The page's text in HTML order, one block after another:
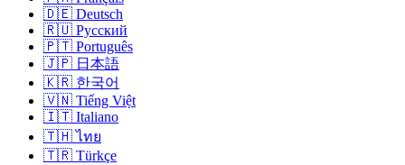
🇩🇪 Deutsch
🇷🇺 Русский
🇵🇹 Português
🇯🇵 日本語
🇰🇷 한국어
🇻🇳 Tiếng Việt
🇮🇹 Italiano
🇹🇭 ไทย
🇹🇷 Türkçe